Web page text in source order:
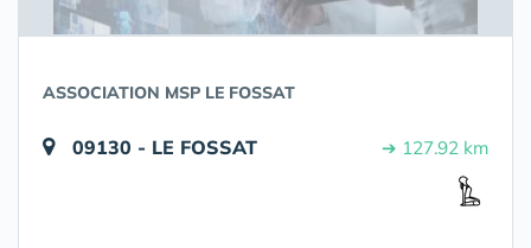
ASSOCIATION MSP LE FOSSAT
09130 - LE FOSSAT ➔ 127.92 km